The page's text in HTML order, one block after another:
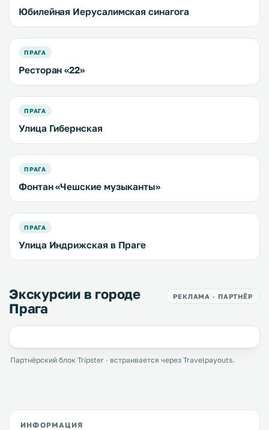
Юбилейная Иерусалимская синагога
ПРАГА
Ресторан «22»
ПРАГА
Улица Гибернская
ПРАГА
Фонтан «Чешские музыканты»
ПРАГА
Улица Индрижская в Праге
Экскурсии в городе
Прага
РЕКЛАМА · ПАРТНЁР
Партнёрский блок Tripster · встраивается через Travelpayouts.
ИНФОРМАЦИЯ